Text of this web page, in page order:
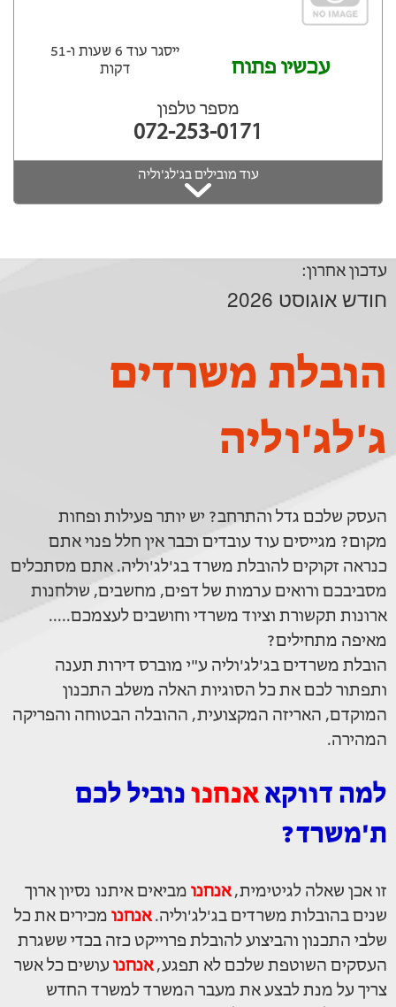
עכשיו פתוח
ייסגר עוד 6 שעות ‫ו-51
דקות
מספר טלפון
072-253-0171
עוד מובילים בג'לג'וליה
עדכון אחרון:
חודש אוגוסט 2026
הובלת משרדים
ג'לג'וליה
העסק שלכם גדל והתרחב? יש יותר פעילות ופחות
מקום? מגייסים עוד עובדים וכבר אין חלל פנוי אתם
כנראה זקוקים להובלת משרד בג'לג'וליה. אתם מסתכלים
מסביבכם ורואים ערמות של דפים, מחשבים, שולחנות
ארונות תקשורת וציוד משרדי וחושבים לעצמכם.....
מאיפה מתחילים?
הובלת משרדים בג'לג'וליה ע"י מוברס דירות תענה
ותפתור לכם את כל הסוגיות האלה משלב התכנון
המוקדם, האריזה המקצועית, ההובלה הבטוחה והפריקה
המהירה.
למה דווקאאנחנו נוביל לכם
ת'משרד?
זו אכן שאלה לגיטימית,אנחנו מביאים איתנו נסיון ארוך
שנים בהובלות משרדים בג'לג'וליה.אנחנו מכירים את כל
שלבי התכנון והביצוע להובלת פרוייקט כזה בכדי ששגרת
העסקים השוטפת שלכם לא תפגע,אנחנו עושים כל אשר
צריך על מנת לבצע את מעבר המשרד למשרד החדש